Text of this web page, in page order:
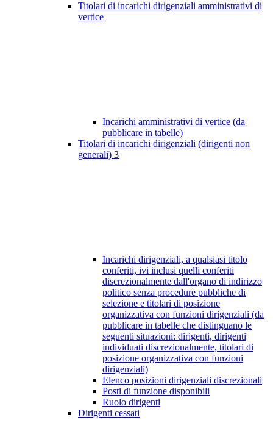
Titolari di incarichi dirigenziali amministrativi di
vertice
Incarichi amministrativi di vertice (da
pubblicare in tabelle)
Titolari di incarichi dirigenziali (dirigenti non
generali) 3
Incarichi dirigenziali, a qualsiasi titolo
conferiti, ivi inclusi quelli conferiti
discrezionalmente dall'organo di indirizzo
politico senza procedure pubbliche di
selezione e titolari di posizione
organizzativa con funzioni dirigenziali (da
pubblicare in tabelle che distinguano le
seguenti situazioni: dirigenti, dirigenti
individuati discrezionalmente, titolari di
posizione organizzativa con funzioni
dirigenziali)
Elenco posizioni dirigenziali discrezionali
Posti di funzione disponibili
Ruolo dirigenti
Dirigenti cessati